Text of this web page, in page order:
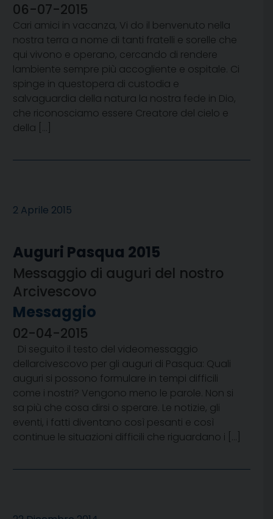
06-07-2015
Cari amici in vacanza, Vi do il benvenuto nella
nostra terra a nome di tanti fratelli e sorelle che
qui vivono e operano, cercando di rendere
lambiente sempre più accogliente e ospitale. Ci
spinge in questopera di custodia e
salvaguardia della natura la nostra fede in Dio,
che riconosciamo essere Creatore del cielo e
della […]
2 Aprile 2015
Auguri Pasqua 2015
Messaggio di auguri del nostro
Arcivescovo
Messaggio
02-04-2015
Di seguito il testo del videomessaggio
dellarcivescovo per gli auguri di Pasqua: Quali
auguri si possono formulare in tempi difficili
come i nostri? Vengono meno le parole. Non si
sa più che cosa dirsi o sperare. Le notizie, gli
eventi, i fatti diventano così pesanti e così
continue le situazioni difficili che riguardano i […]